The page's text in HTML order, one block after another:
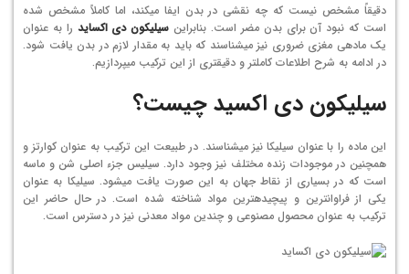
دقیقاً مشخص نیست که چه نقشی در بدن ایفا می­کند، اما کاملاً مشخص شده
است که نبود آن برای بدن مضر است. بنابراین سیلیکون دی اکساید را به عنوان
یک ماده­ی مغزی ضروری نیز می­شناسند که باید به مقدار لازم در بدن یافت شود.
در ادامه به شرح اطلاعات کامل­تر و دقیق­تری از این ترکیب می­پردازیم.
سیلیکون دی اکسید چیست؟
این ماده را با عنوان سیلیکا نیز می­شناسند. در طبیعت این ترکیب به عنوان کوارتز و
همچنین در موجودات زنده مختلف نیز وجود دارد. سیلیس جزء اصلی شن و ماسه
است که در بسیاری از نقاط جهان به این صورت یافت می­شود. سیلیکا به عنوان
یکی از فراوان­ترین و پیچیده­ترین مواد شناخته شده است. در حال حاضر این
ترکیب به عنوان محصول مصنوعی و چندین مواد معدنی نیز در دسترس است.